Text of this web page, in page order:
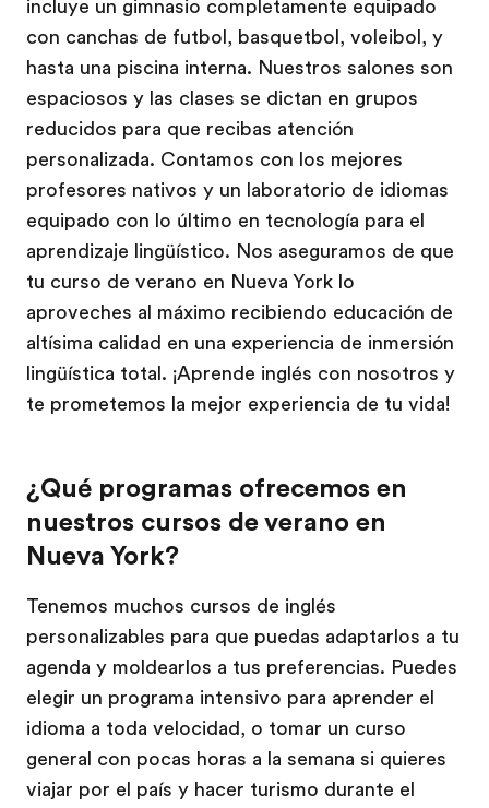
incluye un gimnasio completamente equipado
con canchas de futbol, basquetbol, voleibol, y
hasta una piscina interna. Nuestros salones son
espaciosos y las clases se dictan en grupos
reducidos para que recibas atención
personalizada. Contamos con los mejores
profesores nativos y un laboratorio de idiomas
equipado con lo último en tecnología para el
aprendizaje lingüístico. Nos aseguramos de que
tu curso de verano en Nueva York lo
aproveches al máximo recibiendo educación de
altísima calidad en una experiencia de inmersión
lingüística total. ¡Aprende inglés con nosotros y
te prometemos la mejor experiencia de tu vida!
¿Qué programas ofrecemos en
nuestros cursos de verano en
Nueva York?
Tenemos muchos cursos de inglés
personalizables para que puedas adaptarlos a tu
agenda y moldearlos a tus preferencias. Puedes
elegir un programa intensivo para aprender el
idioma a toda velocidad, o tomar un curso
general con pocas horas a la semana si quieres
viajar por el país y hacer turismo durante el